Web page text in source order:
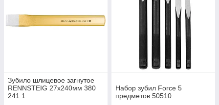
Зубило шлицевое загнутое
RENNSTEIG 27х240мм 380
241 1
Набор зубил Force 5
предметов 50510